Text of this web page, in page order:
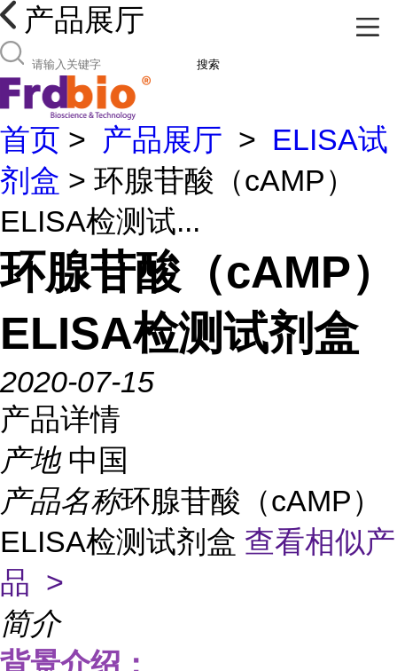
产品展厅
搜索
首页 > 产品展厅 > ELISA试
剂盒 > 环腺苷酸（cAMP）
ELISA检测试...
环腺苷酸（cAMP）
ELISA检测试剂盒
2020-07-15
产品详情
产地 中国
产品名称环腺苷酸（cAMP）
ELISA检测试剂盒 查看相似产
品 >
简介
背景介绍：